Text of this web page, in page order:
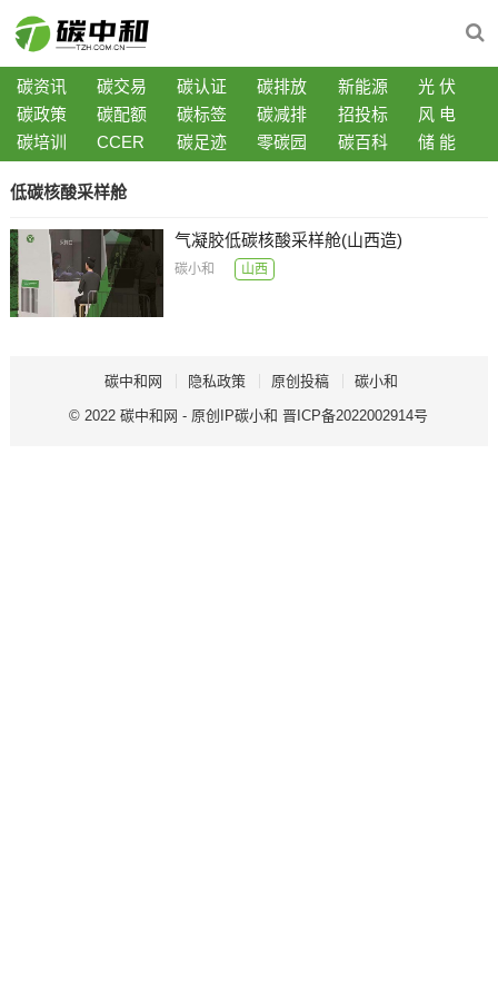
碳资讯 碳交易 碳认证 碳排放 新能源
光 伏
碳政策
碳配额 碳标签 碳减排 招投标
风 电
碳培训
CCER 碳足迹 零碳园 碳百科 储 能
低碳核酸采样舱
气凝胶低碳核酸采样舱(山西造)
碳小和 山西
碳中和网 隐私政策 原创投稿 碳小和
© 2022碳中和网 - 原创IP碳小和 晋ICP备2022002914号